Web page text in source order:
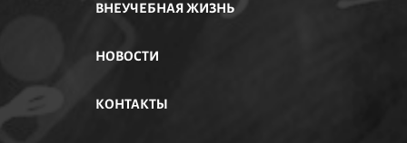
ВНЕУЧЕБНАЯ ЖИЗНЬ
НОВОСТИ
КОНТАКТЫ